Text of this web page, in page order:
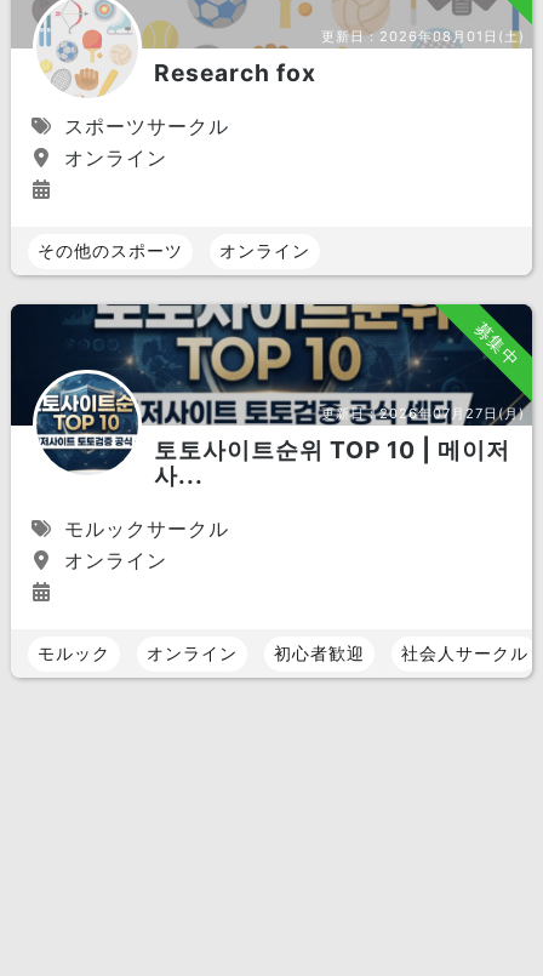
更新日：2026年08月01日(土)
Research fox
スポーツサークル
オンライン
その他のスポーツ オンライン
募集中
更新日：2026年07月27日(月)
토토사이트순위 TOP 10 | 메이저
사...
モルックサークル
オンライン
モルック オンライン 初心者歓迎 社会人サークル